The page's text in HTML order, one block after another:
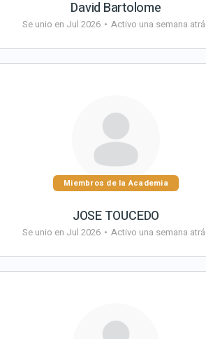
David Bartolome
Se unio en Jul 2026 • Activo una semana
Miembros de la Academia
JOSE TOUCEDO
Se unio en Jul 2026 • Activo una semana